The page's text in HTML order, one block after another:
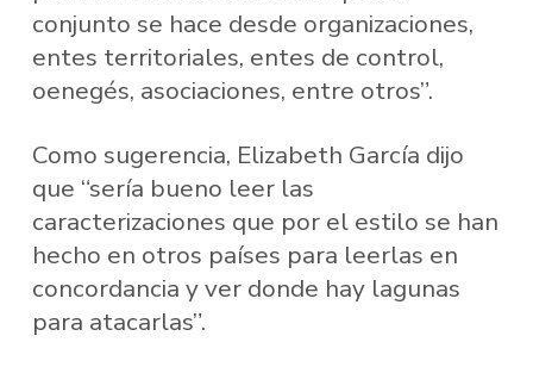
conjunto se hace desde organizaciones,
entes territoriales, entes de control,
oenegés, asociaciones, entre otros”.
Como sugerencia, Elizabeth García dijo
que “sería bueno leer las
caracterizaciones que por el estilo se han
hecho en otros países para leerlas en
concordancia y ver donde hay lagunas
para atacarlas”.